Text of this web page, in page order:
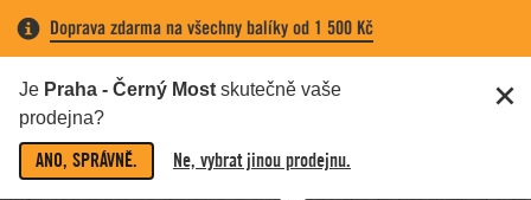
Doprava zdarma na všechny balíky od 1 500 Kč
Je Praha - Černý Most skutečně vaše
prodejna?
ANO, SPRÁVNĚ. Ne, vybrat jinou prodejnu.